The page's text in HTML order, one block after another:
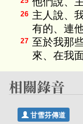
26 主人說、
有的、連
27 至於我那
來、在我
甘雪芬傳道